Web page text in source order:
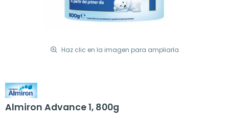
Haz clic en la imagen para ampliarla
Almiron Advance 1, 800g